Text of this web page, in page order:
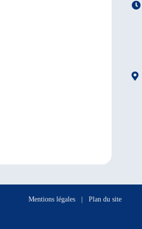
Mentions légales Plan du site